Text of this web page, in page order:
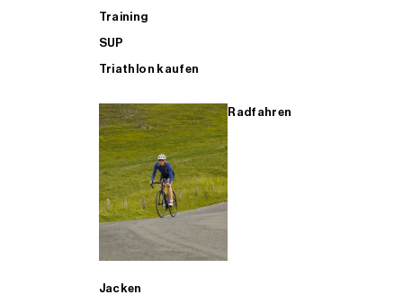
Training
SUP
Triathlon kaufen
Radfahren
Jacken